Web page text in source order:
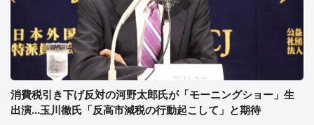
消費税引き下げ反対の河野太郎氏が「モーニングショー」生
出演...玉川徹氏「反高市減税の行動起こして」と期待